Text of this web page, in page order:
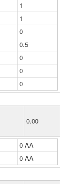
1
1
0
0.5
0
0
0
0.00
0 ΑΑ
0 ΑΑ